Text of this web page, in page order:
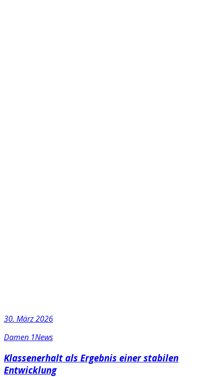
30. März 2026
Damen 1News
Klassenerhalt als Ergebnis einer stabilen
Entwicklung